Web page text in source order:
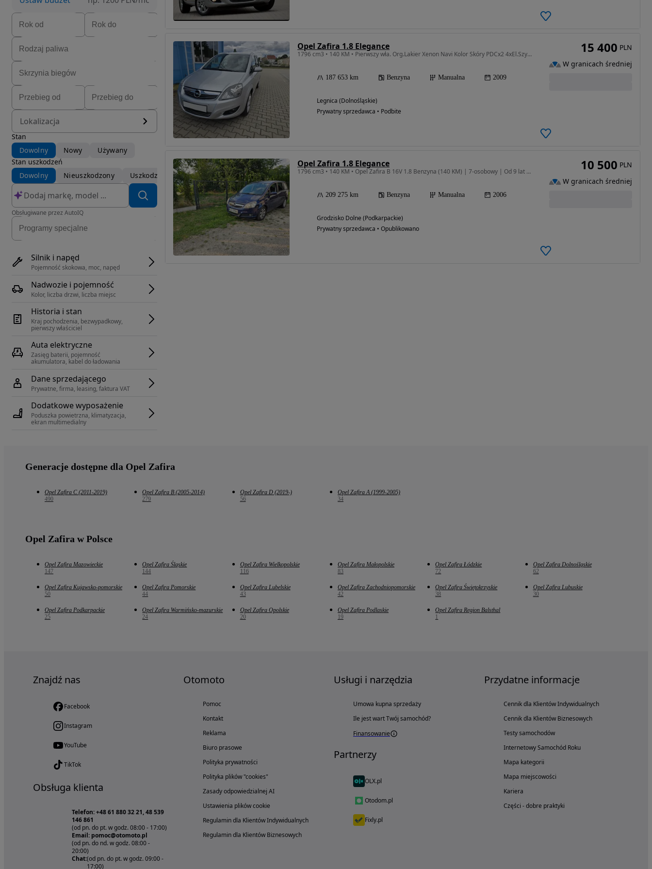
Lokalizacja
Stan
Dowolny
Nowy
Używany
Stan uszkodzeń
Dowolny
Nieuszkodzony Uszkodzony
Obsługiwane przez AutoIQ
Silnik i napęd
Pojemność skokowa, moc, napęd
Nadwozie i pojemność
Kolor, liczba drzwi, liczba miejsc
Historia i stan
Kraj pochodzenia, bezwypadkowy,
pierwszy właściciel
Auta elektryczne
Zasięg baterii, pojemność
akumulatora, kabel do ładowania
Dane sprzedającego
Prywatne, firma, leasing, faktura VAT
Dodatkowe wyposażenie
Poduszka powietrzna, klimatyzacja,
ekran multimedialny
Opel Zafira 1.8 Elegance
1796 cm3 • 140 KM • Pierwszy wła. Org.Lakier Xenon Navi Kolor Skóry PDCx2 4xEl.Szyby IDEAŁ
187 653 km Benzyna Manualna 2009
Legnica (Dolnośląskie)
Prywatny sprzedawca • Podbite
15 400 PLN
W granicach średniej
Opel Zafira 1.8 Elegance
1796 cm3 • 140 KM • Opel Zafira B 16V 1.8 Benzyna (140 KM) | 7-osobowy | Od 9 lat u jedneg
209 275 km Benzyna Manualna 2006
Grodzisko Dolne (Podkarpackie)
Prywatny sprzedawca • Opublikowano
10 500 PLN
W granicach średniej
Generacje dostępne dla Opel Zafira
Opel Zafira C (2011-2019)
490
Opel Zafira B (2005-2014)
279
Opel Zafira D (2019-)
56
Opel Zafira A (1999-2005)
34
Opel Zafira w Polsce
Opel Zafira Mazowieckie
147
Opel Zafira Śląskie
144
Opel Zafira Wielkopolskie
116
Opel Zafira Małopolskie
83
Opel Zafira Łódzkie
72
Opel Zafira Dolnośląskie
62
Opel Zafira Kujawsko-pomorskie
50
Opel Zafira Pomorskie
44
Opel Zafira Lubelskie
43
Opel Zafira Zachodniopomorskie
42
Opel Zafira Świętokrzyskie
38
Opel Zafira Lubuskie
30
Opel Zafira Podkarpackie
25
Opel Zafira Warmińsko-mazurskie
24
Opel Zafira Opolskie
20
Opel Zafira Podlaskie
19
Opel Zafira Region Balsthal
1
Znajdź nas
Facebook
Instagram
YouTube
TikTok
Obsługa klienta
Telefon: +48 61 880 32 21, 48 539
146 861
(od pn. do pt. w godz. 08:00 - 17:00)
Email: pomoc@otomoto.pl
(od pn. do nd. w godz. 08:00 -
20:00)
Chat:(od pn. do pt. w godz. 09:00 -
17:00)
Otomoto
Pomoc
Kontakt
Reklama
Biuro prasowe
Polityka prywatności
Polityka plików "cookies"
Zasady odpowiedzialnej AI
Ustawienia plików cookie
Regulamin dla Klientów Indywidualnych
Regulamin dla Klientów Biznesowych
Usługi i narzędzia
Umowa kupna sprzedaży
Ile jest wart Twój samochód?
Finansowanie
Partnerzy
OLX.pl
Otodom.pl
Fixly.pl
Przydatne informacje
Cennik dla Klientów Indywidualnych
Cennik dla Klientów Biznesowych
Testy samochodów
Internetowy Samochód Roku
Mapa kategorii
Mapa miejscowości
Kariera
Części - dobre praktyki